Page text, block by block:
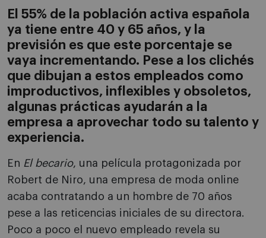
El 55% de la población activa española
ya tiene entre 40 y 65 años, y la
previsión es que este porcentaje se
vaya incrementando. Pese a los clichés
que dibujan a estos empleados como
improductivos, inflexibles y obsoletos,
algunas prácticas ayudarán a la
empresa a aprovechar todo su talento y
experiencia.
En El becario, una película protagonizada por
Robert de Niro, una empresa de moda online
acaba contratando a un hombre de 70 años
pese a las reticencias iniciales de su directora.
Poco a poco el nuevo empleado revela su